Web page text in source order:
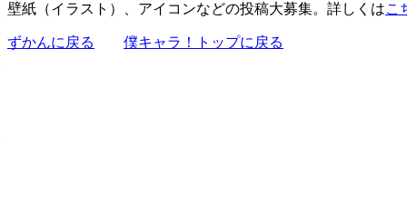
壁紙（イラスト）、アイコンなどの投稿大募集。詳しくはこ
ずかんに戻る 僕キャラ！トップに戻る